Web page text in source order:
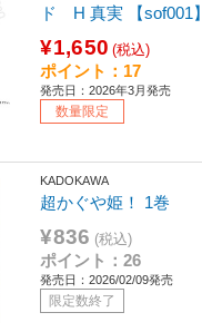
ド H 真実 【sof001】
¥1,650 (税込)
ポイント：17
発売日：2026年3月発売
数量限定
KADOKAWA
超かぐや姫！ 1巻
¥836 (税込)
ポイント：26
発売日：2026/02/09発売
限定数終了